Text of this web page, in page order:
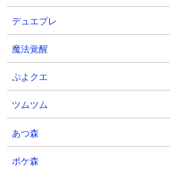
２．眠りたての愛 ウォッシ
課金編成速攻攻略
【出撃メンバー】
デュエプレ
魔法覚醒
ぷよクエ
ツムツム
あつ森
ポケ森